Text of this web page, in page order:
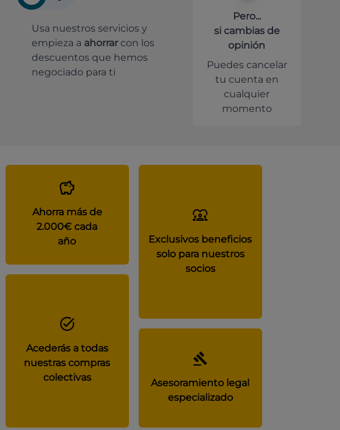
Usa nuestros servicios y
empieza a ahorrar con los
descuentos que hemos
negociado para ti
Pero...
si cambias de
opinión
Puedes cancelar
tu cuenta en
cualquier
momento
Ahorra más de
2.000€ cada
año
Exclusivos beneficios
solo para nuestros
socios
Acederás a todas
nuestras compras
colectivas
Asesoramiento legal
especializado